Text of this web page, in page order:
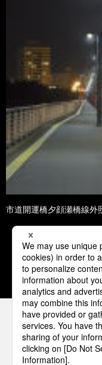
市道開運橋夕顔瀬橋線外
1 2
パナソニッ